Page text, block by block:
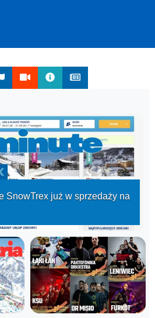
SnowTrex już w sprzedaży na